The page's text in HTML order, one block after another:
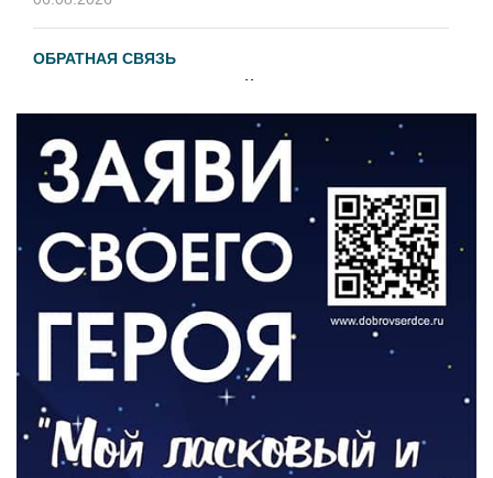
ОБРАТНАЯ СВЯЗЬ
Администрация онлайн
ВЛАСТЬ
День памяти и «Симфония народов»
06.08.2026
Новый настил на экотропе
05.08.2026